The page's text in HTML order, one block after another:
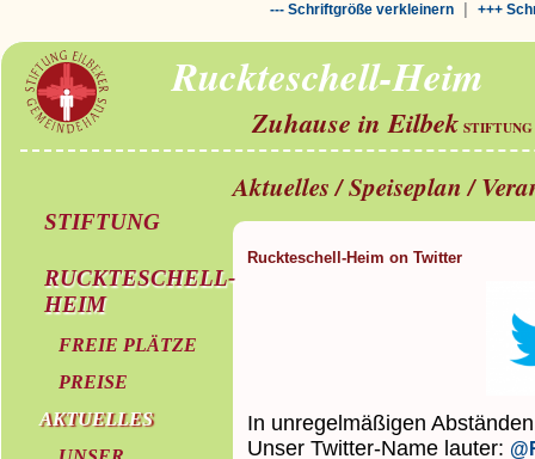
--- Schriftgröße verkleinern| +++
Ruckteschell-Heim
Zuhause in Eilbek
STIFTUNG
RUCKTESCHELL-
HEIM
FREIE PLÄTZE
PREISE
AKTUELLES
Aktuelles / Speiseplan /
Ruckteschell-Heim on Twitter
In unregelmäßigen
Unser Twitter-Name lauter: